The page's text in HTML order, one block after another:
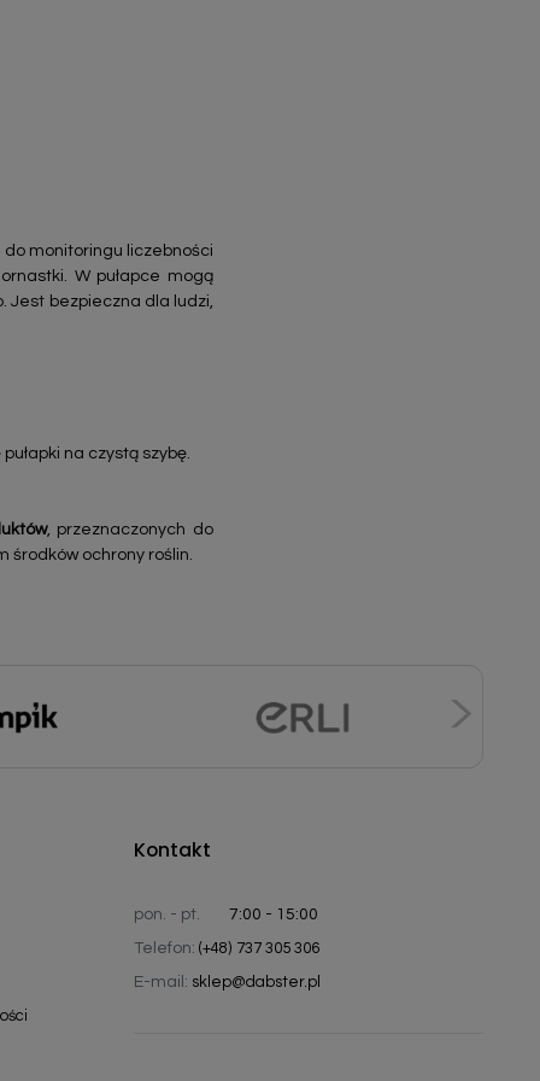
monitoringu liczebności
W pułapce mogą
Jest bezpieczna dla ludzi,
na czystą szybę.
, przeznaczonych do
środków ochrony roślin.
Kontakt
pon. - pt.
7:00 - 15:00
Telefon: (+48) 737 305 306
E-mail: sklep@dabster.pl